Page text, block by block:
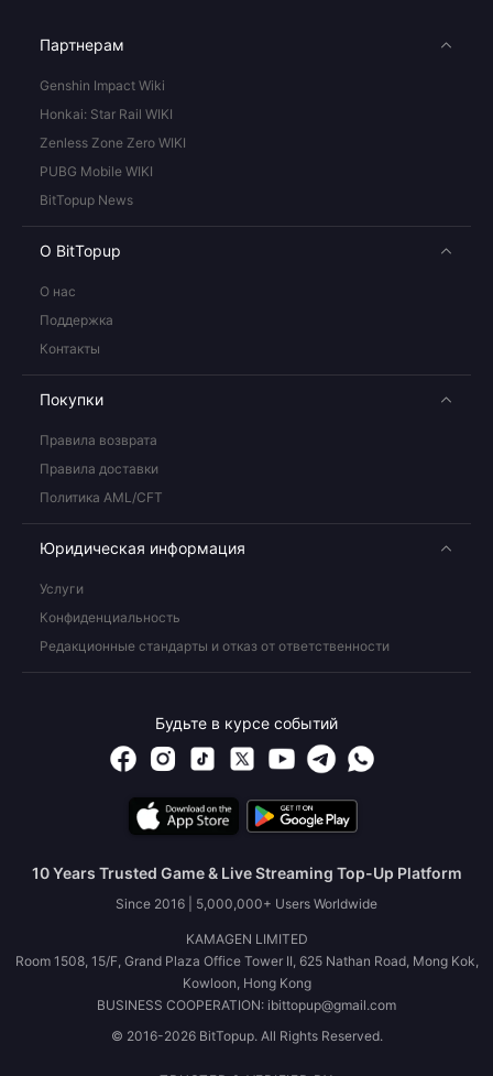
Партнерам
Genshin Impact Wiki
Honkai: Star Rail WIKI
Zenless Zone Zero WIKI
PUBG Mobile WIKI
BitTopup News
О BitTopup
О нас
Поддержка
Контакты
Покупки
Правила возврата
Правила доставки
Политика AML/CFT
Юридическая информация
Услуги
Конфиденциальность
Редакционные стандарты и отказ от ответственности
Будьте в курсе событий
10 Years Trusted Game & Live Streaming Top-Up Platform
Since 2016 | 5,000,000+ Users Worldwide
KAMAGEN LIMITED
Room 1508, 15/F, Grand Plaza Office Tower II, 625 Nathan Road, Mong Kok,
Kowloon, Hong Kong
BUSINESS COOPERATION: ibittopup@gmail.com
© 2016-2026 BitTopup. All Rights Reserved.